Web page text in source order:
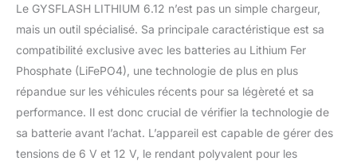
Le GYSFLASH LITHIUM 6.12 n’est pas un simple chargeur,
mais un outil spécialisé. Sa principale caractéristique est sa
compatibilité exclusive avec les batteries au Lithium Fer
Phosphate (LiFePO4), une technologie de plus en plus
répandue sur les véhicules récents pour sa légèreté et sa
performance. Il est donc crucial de vérifier la technologie de
sa batterie avant l’achat. L’appareil est capable de gérer des
tensions de 6 V et 12 V, le rendant polyvalent pour les